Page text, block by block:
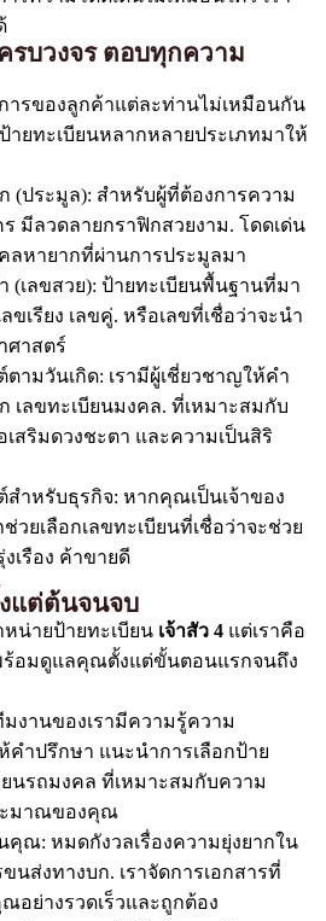
บวงจร ตอบทุกความ
การของลูกค้าแต่ละท่านไม่เหมือนกัน
ายทะเบียนหลากหลายประเภทมาให้
(ประมูล): สำหรับผู้ที่ต้องการความ
มีลวดลายกราฟิกสวยงาม. โดดเด่น
ลหายากที่ผ่านการประมูลมา
(เลขสวย): ป้ายทะเบียนพื้นฐานที่มา
ขเรียง เลขคู่. หรือเลขที่เชื่อว่าจะนำ
ศาสตร์
ตามวันเกิด: เรามีผู้เชี่ยวชาญให้คำ
เลขทะเบียนมงคล. ที่เหมาะสมกับ
สริมดวงชะตา และความเป็นสิริ
สำหรับธุรกิจ: หากคุณเป็นเจ้าของ
วยเลือกเลขทะเบียนที่เชื่อว่าจะช่วย
เรือง ค้าขายดี
แต่ต้นจนจบ
หน่ายป้ายทะเบียน เจ้าสัว 4 แต่เราคือ
ร้อมดูแลคุณตั้งแต่ขั้นตอนแรกจนถึง
งานของเรามีความรู้ความ
คำปรึกษา แนะนำการเลือกป้าย
ยนรถมงคล ที่เหมาะสมกับความ
ะมาณของคุณ
คุณ: หมดกังวลเรื่องความยุ่งยากใน
นส่งทางบก. เราจัดการเอกสารที่
อย่างรวดเร็วและถูกต้อง